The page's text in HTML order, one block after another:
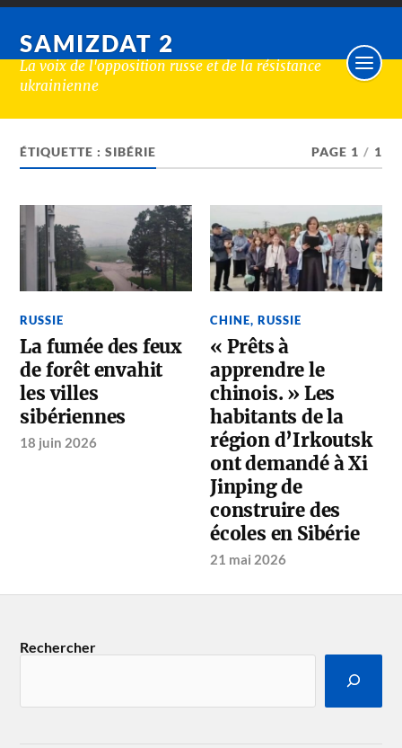
SAMIZDAT 2
La voix de l'opposition russe et de la résistance
ukrainienne
ÉTIQUETTE :SIBÉRIE PAGE 1 / 1
RUSSIE
La fumée des feux
de forêt envahit
les villes
sibériennes
18 juin 2026
CHINE,RUSSIE
« Prêts à
apprendre le
chinois. » Les
habitants de la
région d’Irkoutsk
ont ​​demandé à Xi
Jinping de
construire des
écoles en Sibérie
21 mai 2026
Rechercher